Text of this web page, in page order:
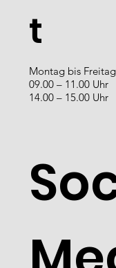
t
Montag bis Freitag
09.00 – 11.00 Uhr
14.00 – 15.00 Uhr